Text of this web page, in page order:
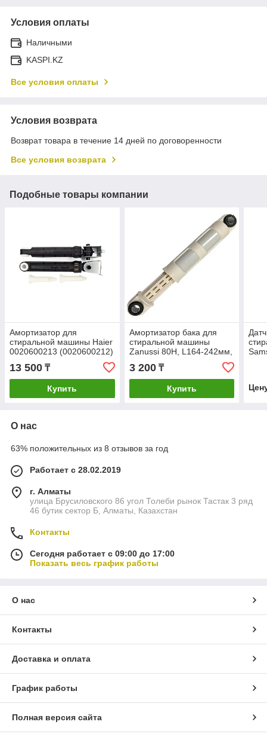
Условия оплаты
Наличными
KASPI.KZ
Все условия оплаты
Условия возврата
Возврат товара в течение 14 дней по договоренности
Все условия возврата
Подобные товары компании
Амортизатор для
стиральной машины Haier
0020600213 (0020600212)
13 500 ₸
Купить
Амортизатор бака для
стиральной машины
Zanussi 80H, L164-242мм,
Ø11/11мм, Ит, 292348412
3794303010
3 200₸
Купить
О нас
63% положительных из 8 отзывов за год
Работает с 28.02.2019
г. Алматы
улица Брусиловского 86 угол Толеби рынок Тастак 3 ряд
46 бутик сектор Б, Алматы, Казахстан
Контакты
Сегодня работает с 09:00 до 17:00
Показать весь график работы
О нас
Контакты
Доставка и оплата
График работы
Полная версия сайта